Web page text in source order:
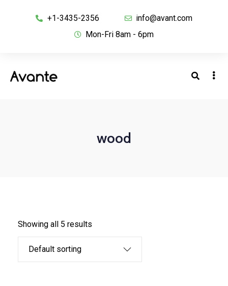
+1-3435-2356
info@avant.com
Mon-Fri 8am - 6pm
wood
Showing all 5 results